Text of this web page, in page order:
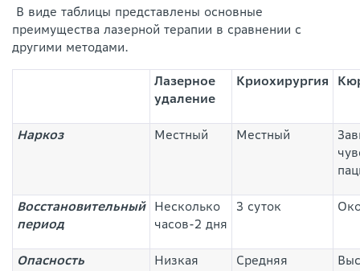
В виде таблицы представлены основные
преимущества лазерной терапии в сравнении с
другими методами.
Лазерное
удаление
Криохирургия
Наркоз Местный Местный
Восстановительный
период
Несколько
часов-2 дня
3 суток
Опасность
Низкая Средняя